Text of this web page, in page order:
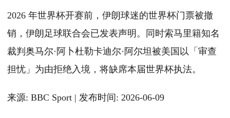
2026 年世界杯开赛前，伊朗球迷的世界杯门票被撤
销，伊朗足球联合会已发表声明。同时索马里籍知名
裁判奥马尔·阿卜杜勒卡迪尔·阿尔坦被美国以「审查
担忧」为由拒绝入境，将缺席本届世界杯执法。
来源: BBC Sport | 发布时间: 2026-06-09